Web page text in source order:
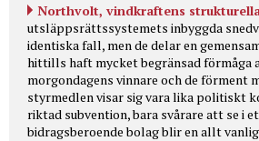
Northvolt, vindkraftens
utsläppsrättssystemets inbyggda
identiska fall, men de delar en
hittills haft mycket begränsad förmåga
morgondagens vinnare och de förment
styrmedlen visar sig vara lika politiskt
riktad subvention, bara svårare att se i
bidragsberoende bolag blir en allt